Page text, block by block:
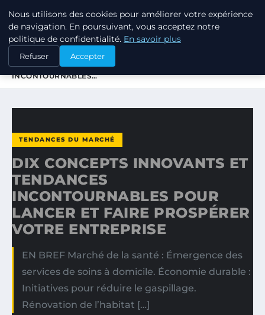
TUEZ-LES TOUS
ACCUEIL
TENDANCES DU MARCHÉ
DIX CONCEPTS INNOVANTS ET TENDANCES
INCONTOURNABLES…
TENDANCES DU MARCHÉ
DIX CONCEPTS INNOVANTS ET
TENDANCES
INCONTOURNABLES POUR
LANCER ET FAIRE PROSPÉRER
VOTRE ENTREPRISE
EN BREF Marché de la santé : Émergence des
services de soins à domicile. Économie durable :
Initiatives pour réduire le gaspillage.
Rénovation de l’habitat […]
Nous utilisons des cookies pour améliorer votre expérience
de navigation. En poursuivant, vous acceptez notre
politique de confidentialité. En savoir plus
Refuser Accepter